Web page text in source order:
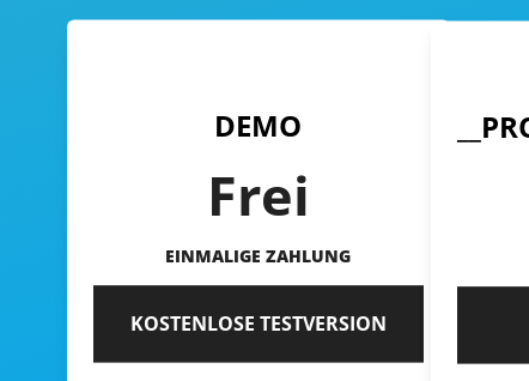
DEMO
Frei
EINMALIGE ZAHLUNG
KOSTENLOSE TESTVERSION